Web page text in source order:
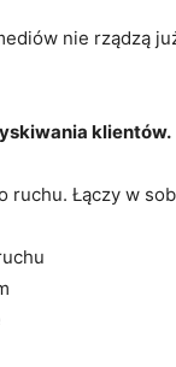
nie rządzą
klientów.
ruchu. Łączy w